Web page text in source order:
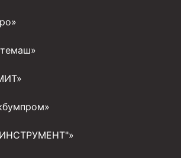
системы и оборудование для
оснастка обсадных колонн
универсальные
экранирующее для